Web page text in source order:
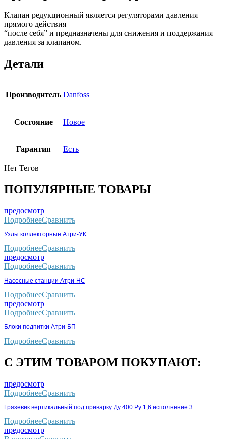
Клапан редукционный является регуляторами давления
прямого действия
“после себя” и предназначены для снижения и поддержания
давления за клапаном.
Детали
Производитель Danfoss
Состояние Новое
Гарантия Есть
Нет Тегов
ПОПУЛЯРНЫЕ ТОВАРЫ
предосмотр
ПодробнееСравнить
Узлы коллекторные Атри-УК
ПодробнееСравнить
предосмотр
ПодробнееСравнить
Насосные станции Атри-НС
ПодробнееСравнить
предосмотр
ПодробнееСравнить
Блоки подпитки Атри-БП
ПодробнееСравнить
С ЭТИМ ТОВАРОМ ПОКУПАЮТ:
предосмотр
ПодробнееСравнить
Грязевик вертикальный под приварку Ду 400 Ру 1,6 исполнение 3
ПодробнееСравнить
предосмотр